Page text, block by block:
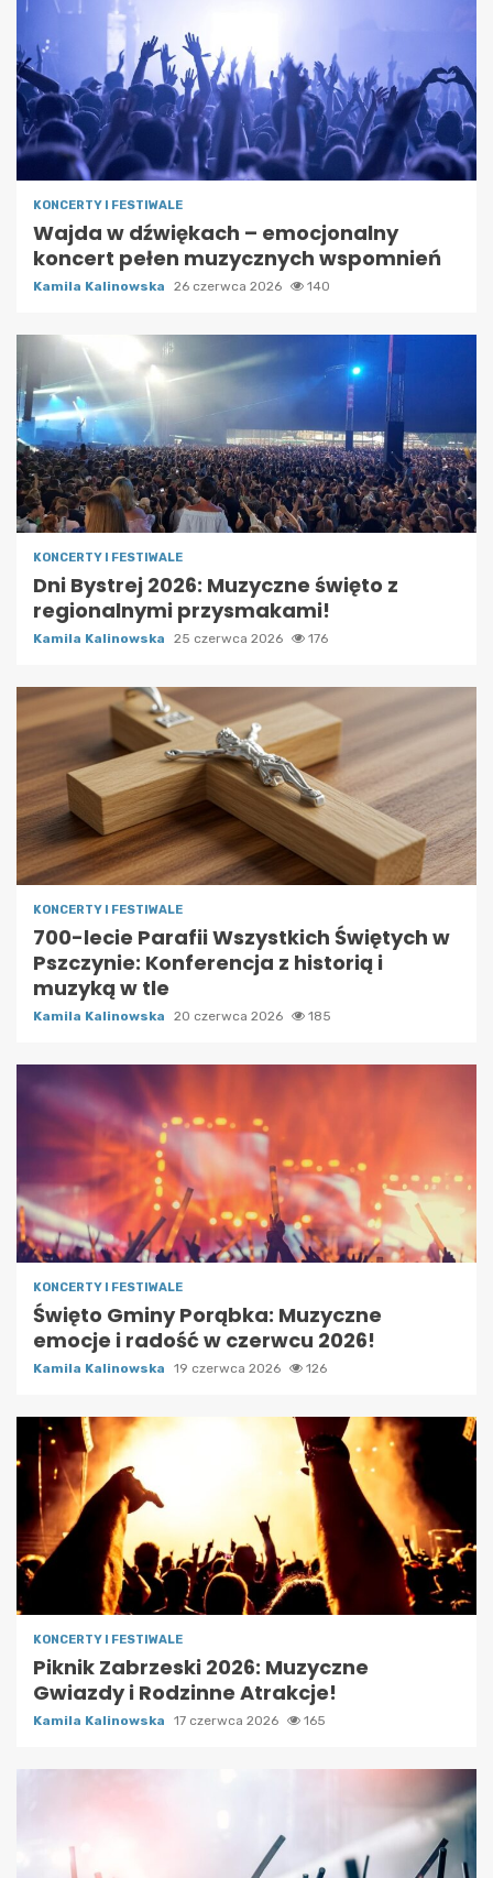
KONCERTY I FESTIWALE
Wajda w dźwiękach – emocjonalny
koncert pełen muzycznych wspomnień
Kamila Kalinowska 26 czerwca 2026 140
KONCERTY I FESTIWALE
Dni Bystrej 2026: Muzyczne święto z
regionalnymi przysmakami!
Kamila Kalinowska 25 czerwca 2026 176
KONCERTY I FESTIWALE
700-lecie Parafii Wszystkich Świętych w
Pszczynie: Konferencja z historią i
muzyką w tle
Kamila Kalinowska 20 czerwca 2026 185
KONCERTY I FESTIWALE
Święto Gminy Porąbka: Muzyczne
emocje i radość w czerwcu 2026!
Kamila Kalinowska 19 czerwca 2026 126
KONCERTY I FESTIWALE
Piknik Zabrzeski 2026: Muzyczne
Gwiazdy i Rodzinne Atrakcje!
Kamila Kalinowska 17 czerwca 2026 165